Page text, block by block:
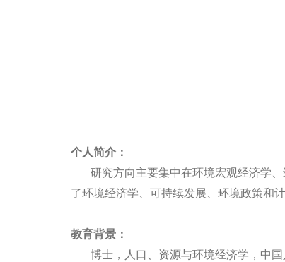
个人简介：
研究方向主要集中在环境宏观经济学
了环境经济学、可持续发展、环境政策和
教育背景：
博士，人口、资源与环境经济学，中